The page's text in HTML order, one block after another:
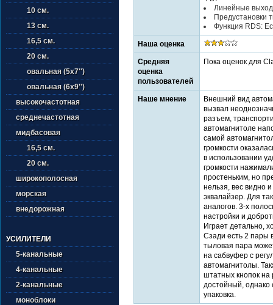
10 см.
13 см.
16,5 см.
20 см.
овальная (5х7'')
овальная (6х9'')
высокочастотная
среднечастотная
мидбасовая
16,5 см.
20 см.
широкополосная
морская
внедорожная
УСИЛИТЕЛИ
5-канальные
4-канальные
2-канальные
моноблоки
Линейные
Предустановки
Функция RDS:
Наша оценка
Средняя
оценка
пользователей
Пока оценок для
Наше мнение
Внешний вид
вызвал
разъем,
автомагнитоле
самой
громкости
в использовании
громкости
простеньким, но
нельзя, вес видно
эквалайзер. Для
аналогов. 3-х
настройки и
Играет детально,
Сзади есть 2 пары
тыловая пара
на сабвуфер с
автомагнитолы.
штатных кнопок на
достойный,
упаковка.